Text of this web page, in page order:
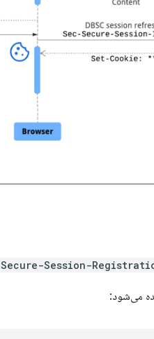
Secure-Session-